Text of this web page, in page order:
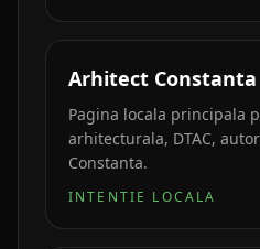
Arhitect Constanta
Pagina locala principala
arhitecturala, DTAC,
Constanta.
INTENTIE LOCALA